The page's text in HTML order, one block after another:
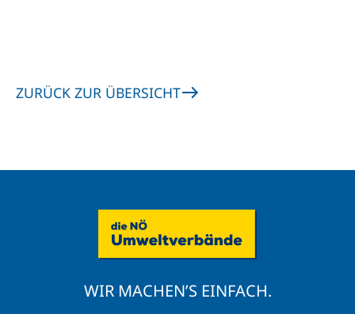
ZURÜCK ZUR ÜBERSICHT
WIR MACHEN’S EINFACH.